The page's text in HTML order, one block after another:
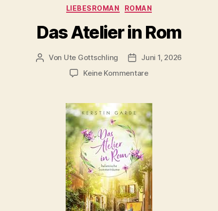
Kategorien
LIEBESROMAN ROMAN
Das Atelier in Rom
Beitragsautor
Von Ute Gottschling Veröffentlichungsdatum
Juni 1, 2026
Keine Kommentarezu
in
Rom